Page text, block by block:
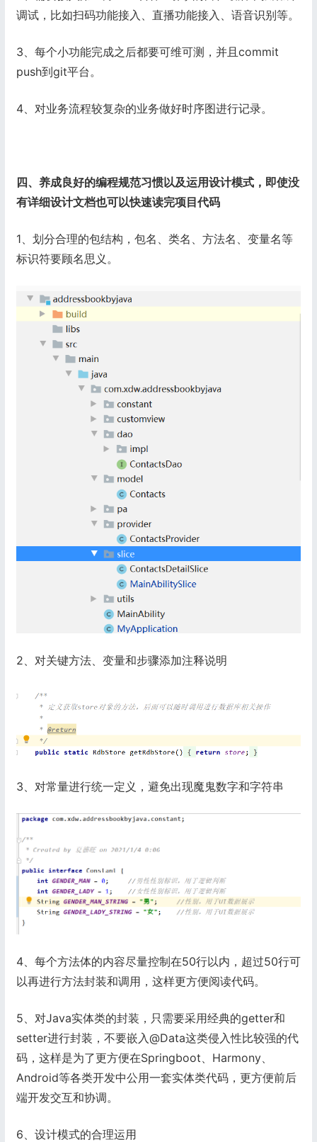
调试，比如扫码功能接入、直播功能接入、语音识别等。
3、每个小功能完成之后都要可维可测，并且commit
push到git平台。
4、对业务流程较复杂的业务做好时序图进行记录。
四、养成良好的编程规范习惯以及运用设计模式，即使没
有详细设计文档也可以快速读完项目代码
1、划分合理的包结构，包名、类名、方法名、变量名等
标识符要顾名思义。
2、对关键方法、变量和步骤添加注释说明
3、对常量进行统一定义，避免出现魔鬼数字和字符串
4、每个方法体的内容尽量控制在50行以内，超过50行可
以再进行方法封装和调用，这样更方便阅读代码。
5、对Java实体类的封装，只需要采用经典的getter和
setter进行封装，不要嵌入@Data这类侵入性比较强的代
码，这样是为了更方便在Springboot、Harmony、
Android等各类开发中公用一套实体类代码，更方便前后
端开发交互和协调。
6、设计模式的合理运用